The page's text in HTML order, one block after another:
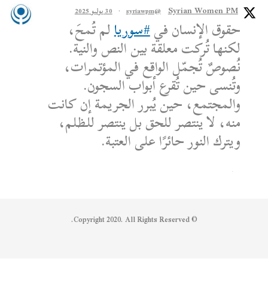
Syrian Women PM
@syriawpm
· 30 يوليو 2025
حقوق الإنسان في#سوريالم تُمحَ،
لكنها تُركت معلقة بين النص والنية.
نُصوصٌ تُجمّل الواقع في المؤتمرات،
وتُنسى حين تُقرع أبواب السجون.
والمجتمع، حين يُبرر الجريمة إن كانت
منه، لا ينتصر للحق بل ينتصر للظلم،
ويترك النور حائرًا على العتبة.
الكاتب: محمد الشماع
© Copyright 2020. All Rights Reserved.